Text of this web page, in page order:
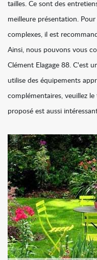
tailles. Ce sont des
meilleure présentation.
complexes, il est
Ainsi, nous pouvons vous
Clément Elagage 88. C'est
utilise des équipements
complémentaires, veuillez
proposé est aussi